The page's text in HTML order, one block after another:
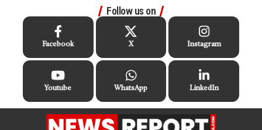
Follow us on
Facebook X Instagram
Youtube WhatsApp LinkedIn